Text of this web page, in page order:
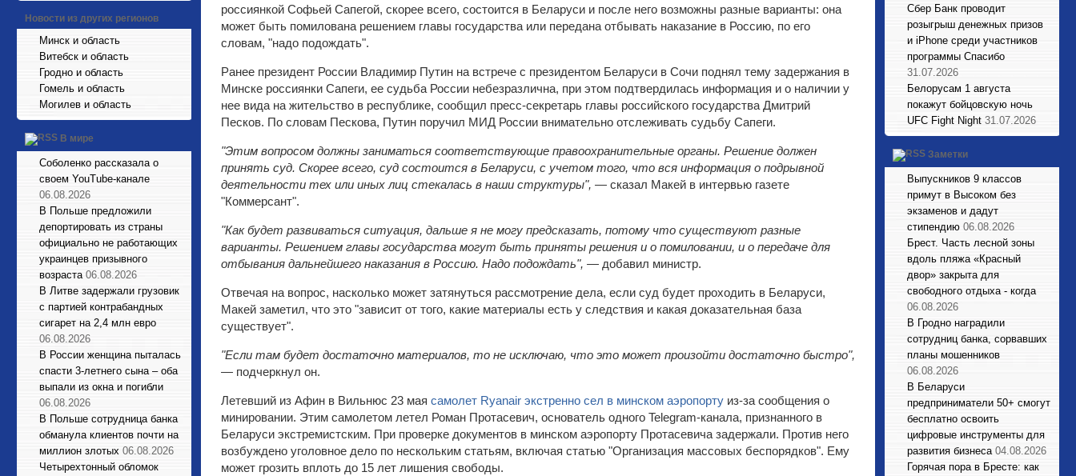
Новости из других регионов
Минск и область
Витебск и область
Гродно и область
Гомель и область
Могилев и область
В мире
Соболенко рассказала о
своем YouTube-канале
06.08.2026
В Польше предложили
депортировать из страны
официально не работающих
украинцев призывного
возраста 06.08.2026
В Литве задержали грузовик
с партией контрабандных
сигарет на 2,4 млн евро
06.08.2026
В России женщина пыталась
спасти 3-летнего сына – оба
выпали из окна и погибли
06.08.2026
В Польше сотрудница банка
обманула клиентов почти на
миллион злотых 06.08.2026
Четырехтонный обломок
россиянкой Софьей Сапегой, скорее всего, состоится в Беларуси и после него возможны разные варианты: она
может быть помилована решением главы государства или передана отбывать наказание в Россию, по его
словам, "надо подождать".
Ранее президент России Владимир Путин на встрече с президентом Беларуси в Сочи поднял тему задержания в
Минске россиянки Сапеги, ее судьба России небезразлична, при этом подтвердилась информация и о наличии у
нее вида на жительство в республике, сообщил пресс-секретарь главы российского государства Дмитрий
Песков. По словам Пескова, Путин поручил МИД России внимательно отслеживать судьбу Сапеги.
"Этим вопросом должны заниматься соответствующие правоохранительные органы. Решение должен
принять суд. Скорее всего, суд состоится в Беларуси, с учетом того, что вся информация о подрывной
деятельности тех или иных лиц стекалась в наши структуры", — сказал Макей в интервью газете
"Коммерсант".
"Как будет развиваться ситуация, дальше я не могу предсказать, потому что существуют разные
варианты. Решением главы государства могут быть приняты решения и о помиловании, и о передаче для
отбывания дальнейшего наказания в Россию. Надо подождать", — добавил министр.
Отвечая на вопрос, насколько может затянуться рассмотрение дела, если суд будет проходить в Беларуси,
Макей заметил, что это "зависит от того, какие материалы есть у следствия и какая доказательная база
существует".
"Если там будет достаточно материалов, то не исключаю, что это может произойти достаточно быстро",
— подчеркнул он.
Летевший из Афин в Вильнюс 23 мая самолет Ryanair экстренно сел в минском аэропорту из-за сообщения о
минировании. Этим самолетом летел Роман Протасевич, основатель одного Telegram-канала, признанного в
Беларуси экстремистским. При проверке документов в минском аэропорту Протасевича задержали. Против него
возбуждено уголовное дело по нескольким статьям, включая статью "Организация массовых беспорядков". Ему
может грозить вплоть до 15 лет лишения свободы.
Сбер Банк проводит
розыгрыш денежных призов
и iPhone среди участников
программы Спасибо
31.07.2026
Белорусам 1 августа
покажут бойцовскую ночь
UFC Fight Night 31.07.2026
Заметки
Выпускников 9 классов
примут в Высоком без
экзаменов и дадут
стипендию 06.08.2026
Брест. Часть лесной зоны
вдоль пляжа «Красный
двор» закрыта для
свободного отдыха - когда
06.08.2026
В Гродно наградили
сотрудниц банка, сорвавших
планы мошенников
06.08.2026
В Беларуси
предприниматели 50+ смогут
бесплатно освоить
цифровые инструменты для
развития бизнеса 04.08.2026
Горячая пора в Бресте: как